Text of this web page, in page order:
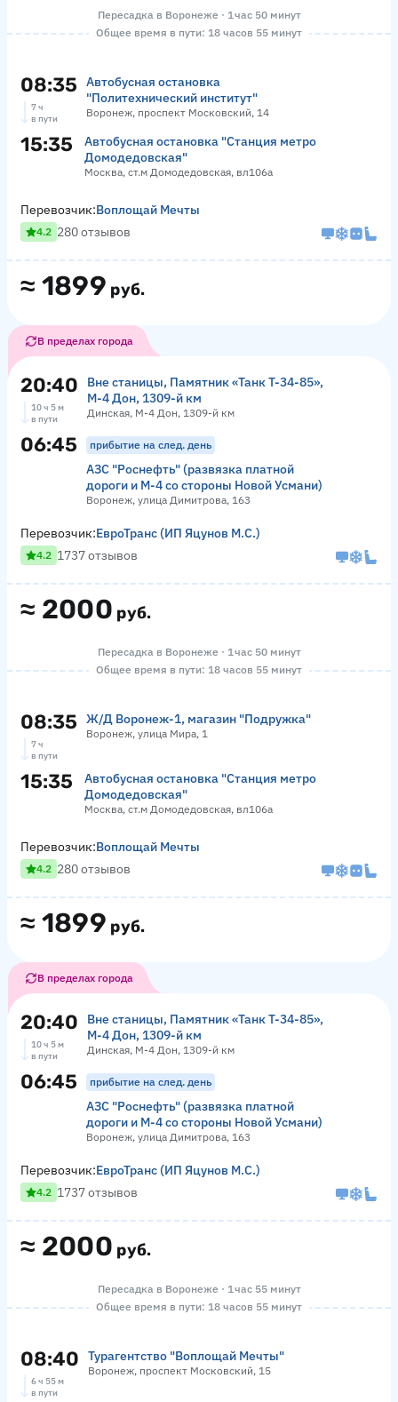
Пересадка в Воронеже · 1 час 50 минут
Общее время в пути: 18 часов 55 минут
08:35
Автобусная остановка
"Политехнический институт"
Воронеж, проспект Московский, 14
7 ч
в пути
15:35
Автобусная остановка "Станция метро
Домодедовская"
Москва, ст.м Домодедовская, вл106а
≈ 1899 руб.
Перевозчик:Воплощай Мечты
4.2 280 отзывов
В пределах города
20:40
Вне станицы, Памятник «‎Танк Т-34-85»,
М-4 Дон, 1309-й км
Динская, М-4 Дон, 1309-й км
10 ч 5 м
в пути
06:45 прибытие на след. день
АЗС "Роснефть" (развязка платной
дороги и М-4 со стороны Новой Усмани)
Воронеж, улица Димитрова, 163
≈ 2000 руб.
Перевозчик:ЕвроТранс (ИП Яцунов М.С.)
4.2 1737 отзывов
Пересадка в Воронеже · 1 час 50 минут
Общее время в пути: 18 часов 55 минут
08:35 Ж/Д Воронеж-1, магазин "Подружка"
Воронеж, улица Мира, 1
7 ч
в пути
15:35
Автобусная остановка "Станция метро
Домодедовская"
Москва, ст.м Домодедовская, вл106а
≈ 1899 руб.
Перевозчик:Воплощай Мечты
4.2 280 отзывов
В пределах города
20:40
Вне станицы, Памятник «‎Танк Т-34-85»,
М-4 Дон, 1309-й км
Динская, М-4 Дон, 1309-й км
10 ч 5 м
в пути
06:45 прибытие на след. день
АЗС "Роснефть" (развязка платной
дороги и М-4 со стороны Новой Усмани)
Воронеж, улица Димитрова, 163
≈ 2000 руб.
Перевозчик:ЕвроТранс (ИП Яцунов М.С.)
4.2 1737 отзывов
Пересадка в Воронеже · 1 час 55 минут
Общее время в пути: 18 часов 55 минут
08:40 Турагентство "Воплощай Мечты"
Воронеж, проспект Московский, 15
6 ч 55 м
в пути